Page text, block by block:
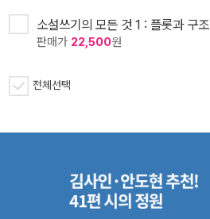
소설쓰기의 모든 것 1 : 플롯과 구조
판매가 22,500원
전체선택